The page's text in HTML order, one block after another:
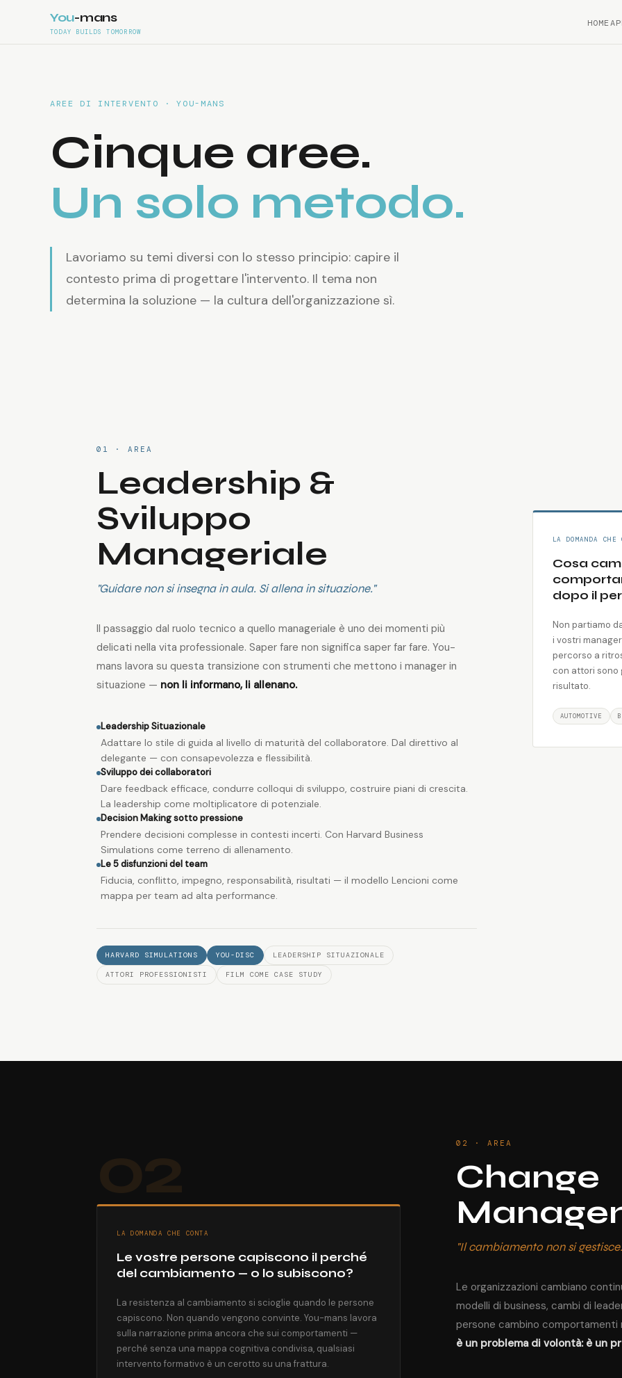
You-mans
TODAY BUILDS TOMORROW
HOME
AREE DI INTERVENTO · YOU-MANS
Cinque aree.
Un solo metodo.
Lavoriamo su temi diversi con lo stesso principio: capire il
contesto prima di progettare l'intervento. Il tema non
determina la soluzione — la cultura dell'organizzazione sì.
01 · AREA
Leadership &
Sviluppo
Manageriale
"Guidare non si insegna in aula. Si allena in situazione."
Il passaggio dal ruolo tecnico a quello manageriale è uno dei momenti più
delicati nella vita professionale. Saper fare non significa saper far fare. You-
mans lavora su questa transizione con strumenti che mettono i manager in
situazione — non li informano, li allenano.
Leadership Situazionale
Adattare lo stile di guida al livello di maturità del collaboratore. Dal direttivo al
delegante — con consapevolezza e flessibilità.
Sviluppo dei collaboratori
Dare feedback efficace, condurre colloqui di sviluppo, costruire piani di crescita.
La leadership come moltiplicatore di potenziale.
Decision Making sotto pressione
Prendere decisioni complesse in contesti incerti. Con Harvard Business
Simulations come terreno di allenamento.
Le 5 disfunzioni del team
Fiducia, conflitto, impegno, responsabilità, risultati — il modello Lencioni come
mappa per team ad alta performance.
HARVARD SIMULATIONS YOU-DISC LEADERSHIP SITUAZIONALE
ATTORI PROFESSIONISTI FILM COME CASE STUDY
LA DOMANDA CHE
Cosa
dopo il
Non partiamo
i vostri
percorso a
con attori sono
risultato.
AUTOMOTIVE
02 · AREA
Change
"Il cambiamento non si
Le organizzazioni cambiano
modelli di business, cambi di
persone cambino
è un problema di volontà: è un
LA DOMANDA CHE CONTA
Le vostre persone capiscono il perché
del cambiamento — o lo subiscono?
La resistenza al cambiamento si scioglie quando le persone
capiscono. Non quando vengono convinte. You-mans lavora
sulla narrazione prima ancora che sui comportamenti —
perché senza una mappa cognitiva condivisa, qualsiasi
intervento formativo è un cerotto su una frattura.